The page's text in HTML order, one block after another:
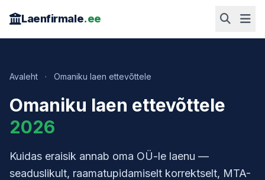
Laenfirmale.ee
Avaleht · Omaniku laen ettevõttele
Omaniku laen ettevõttele
2026
Kuidas eraisik annab oma OÜ-le laenu —
seaduslikult, raamatupidamiselt korrektselt, MTA-